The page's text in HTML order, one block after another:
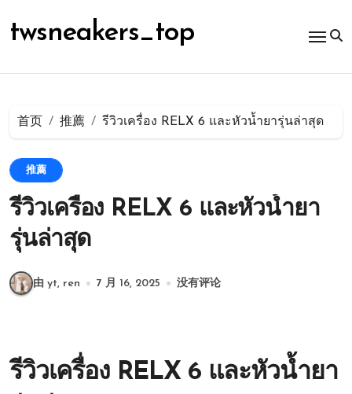
容
twsneakers_top
首页 推薦 รีวิวเครื่อง RELX 6 และหัวน้ำยารุ่นล่าสุด
推薦
รีวิวเครื่อง RELX 6 และหัวน้ำยา
รุ่นล่าสุด
由 yt, ren 7 月 16, 2025 没有评论
รีวิวเครื่อง RELX 6 และหัวน้ำยา